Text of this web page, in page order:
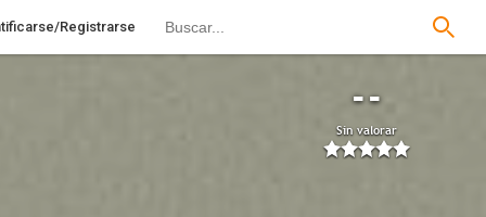
Registrarse
--
Sin valorar